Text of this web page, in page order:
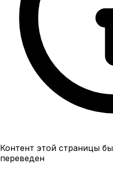
Контент этой страницы
переведен